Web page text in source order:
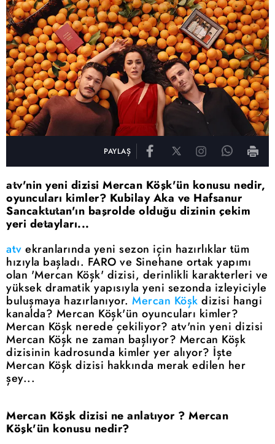
PAYLAŞ
atv'nin yeni dizisi Mercan Köşk'ün konusu nedir,
oyuncuları kimler? Kubilay Aka ve Hafsanur
Sancaktutan'ın başrolde olduğu dizinin çekim
yeri detayları...
atv ekranlarında yeni sezon için hazırlıklar tüm
hızıyla başladı. FARO ve Sinehane ortak yapımı
olan 'Mercan Köşk' dizisi, derinlikli karakterleri ve
yüksek dramatik yapısıyla yeni sezonda izleyiciyle
buluşmaya hazırlanıyor. Mercan Köşk dizisi hangi
kanalda? Mercan Köşk'ün oyuncuları kimler?
Mercan Köşk nerede çekiliyor? atv'nin yeni dizisi
Mercan Köşk ne zaman başlıyor? Mercan Köşk
dizisinin kadrosunda kimler yer alıyor? İşte
Mercan Köşk dizisi hakkında merak edilen her
şey...
Mercan Köşk dizisi ne anlatıyor ? Mercan
Köşk'ün konusu nedir?